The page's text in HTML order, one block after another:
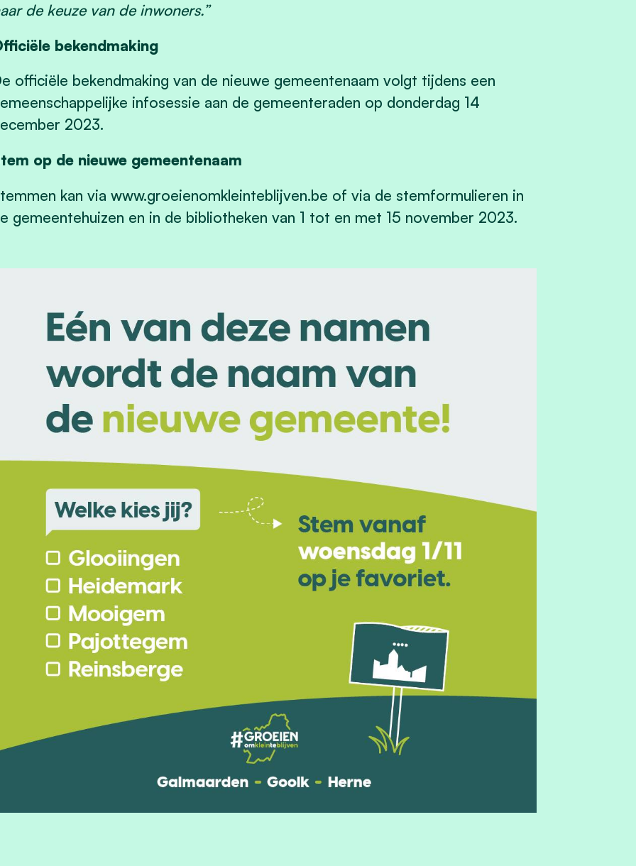
de keuze van de inwoners.”
bekendmaking
officiële bekendmaking van de nieuwe gemeentenaam volgt tijdens een
infosessie aan de gemeenteraden op donderdag 14
2023.
op de nieuwe gemeentenaam
kan via www.groeienomkleinteblijven.be of via de stemformulieren in
gemeentehuizen en in de bibliotheken van 1 tot en met 15 november 2023.